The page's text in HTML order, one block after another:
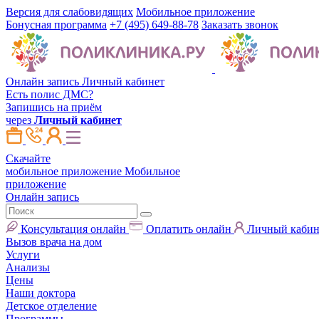
Версия для слабовидящих Мобильное приложение
Бонусная программа +7 (495) 649-88-78 Заказать звонок
Онлайн запись Личный кабинет
Есть полис ДМС?
Запишись на приём
через Личный кабинет
Скачайте
мобильное приложение Мобильное
приложение
Онлайн запись
Консультация онлайн Оплатить онлайн
Личный
Вызов врача на дом
Услуги
Анализы
Цены
Наши доктора
Детское отделение